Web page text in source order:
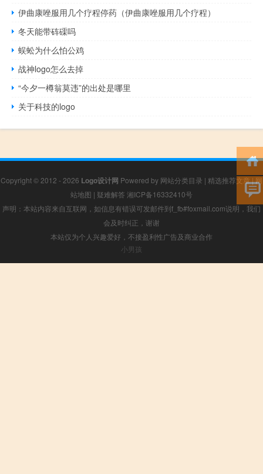
伊曲康唑服用几个疗程停药（伊曲康唑服用几个疗程）
冬天能带砗磲吗
蜈蚣为什么怕公鸡
战神logo怎么去掉
“今夕一樽翁莫违”的出处是哪里
关于科技的logo
Copyright © 2012 - 2026 Logo设计网 Powered by 网站分类目录 | 精选推荐文章|网
站地图 | 疑难解答 湘ICP备16332410号
声明：本站内容来自互联网，如信息有错误可发邮件到f_fb#foxmail.com说明，我们
会及时纠正，谢谢
本站仅为个人兴趣爱好，不接盈利性广告及商业合作
小男孩